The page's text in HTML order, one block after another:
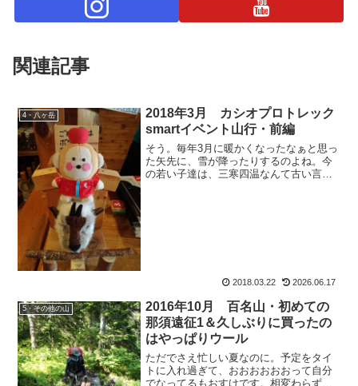
関連記事
4・八ヶ岳
2018年3月 カシオプロトレック
smartイベント山行・前編
そう。毎年3月に暖かくなったなぁと思っ
た矢先に、雪が降ったりするのよね。今
の若い子達は、三寒四温なんて古い言葉
2018.03.22 2026.06.17
5・その他の山
2016年10月 百名山・初めての
那須遠征1＆久しぶりに買ったの
はやっぱりウール
ただでさえ忙しい夏なのに。予定をタイ
トに入れ過ぎて、おおおおおおって自分
でなってるもおすけです。相変わらず猪